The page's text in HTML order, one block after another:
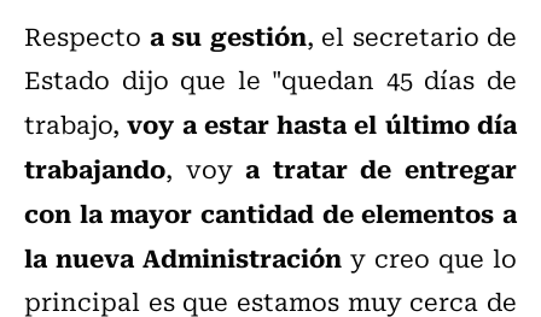
Respecto a su gestión, el secretario de
Estado dijo que le "quedan 45 días de
trabajo,voy a estar hasta el último día
trabajando, voya tratar de entregar
con la mayor cantidad de elementos a
la nueva Administración y creo que lo
principal es que estamos muy cerca de